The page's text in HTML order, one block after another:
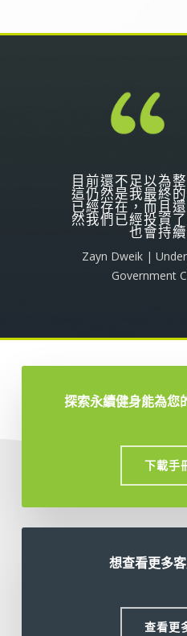
目前還不足以為
這仍然是我最終
已經存在，而且
然我們已經投資
也會持
Zayn Dweik |
Government
探索永續健身能為您
下載手
想查看更多
查看更